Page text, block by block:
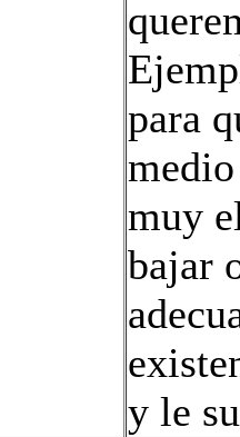
para
medio
muy
bajar
y le